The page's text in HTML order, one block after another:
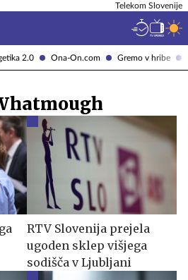
2.0 Ona-On.com Gremo v hribe
Telekom Slovenije
RTV Slovenija prejela
ugoden sklep višjega
sodišča v Ljubljani